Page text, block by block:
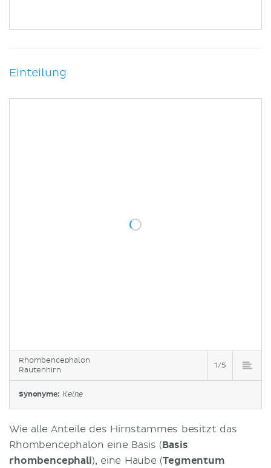
Einteilung
Rhombencephalon
Rautenhirn
1/5
Synonyme: Keine
Wie alle Anteile des Hirnstammes besitzt das
Rhombencephalon eine Basis (Basis
rhombencephali), eine Haube (Tegmentum